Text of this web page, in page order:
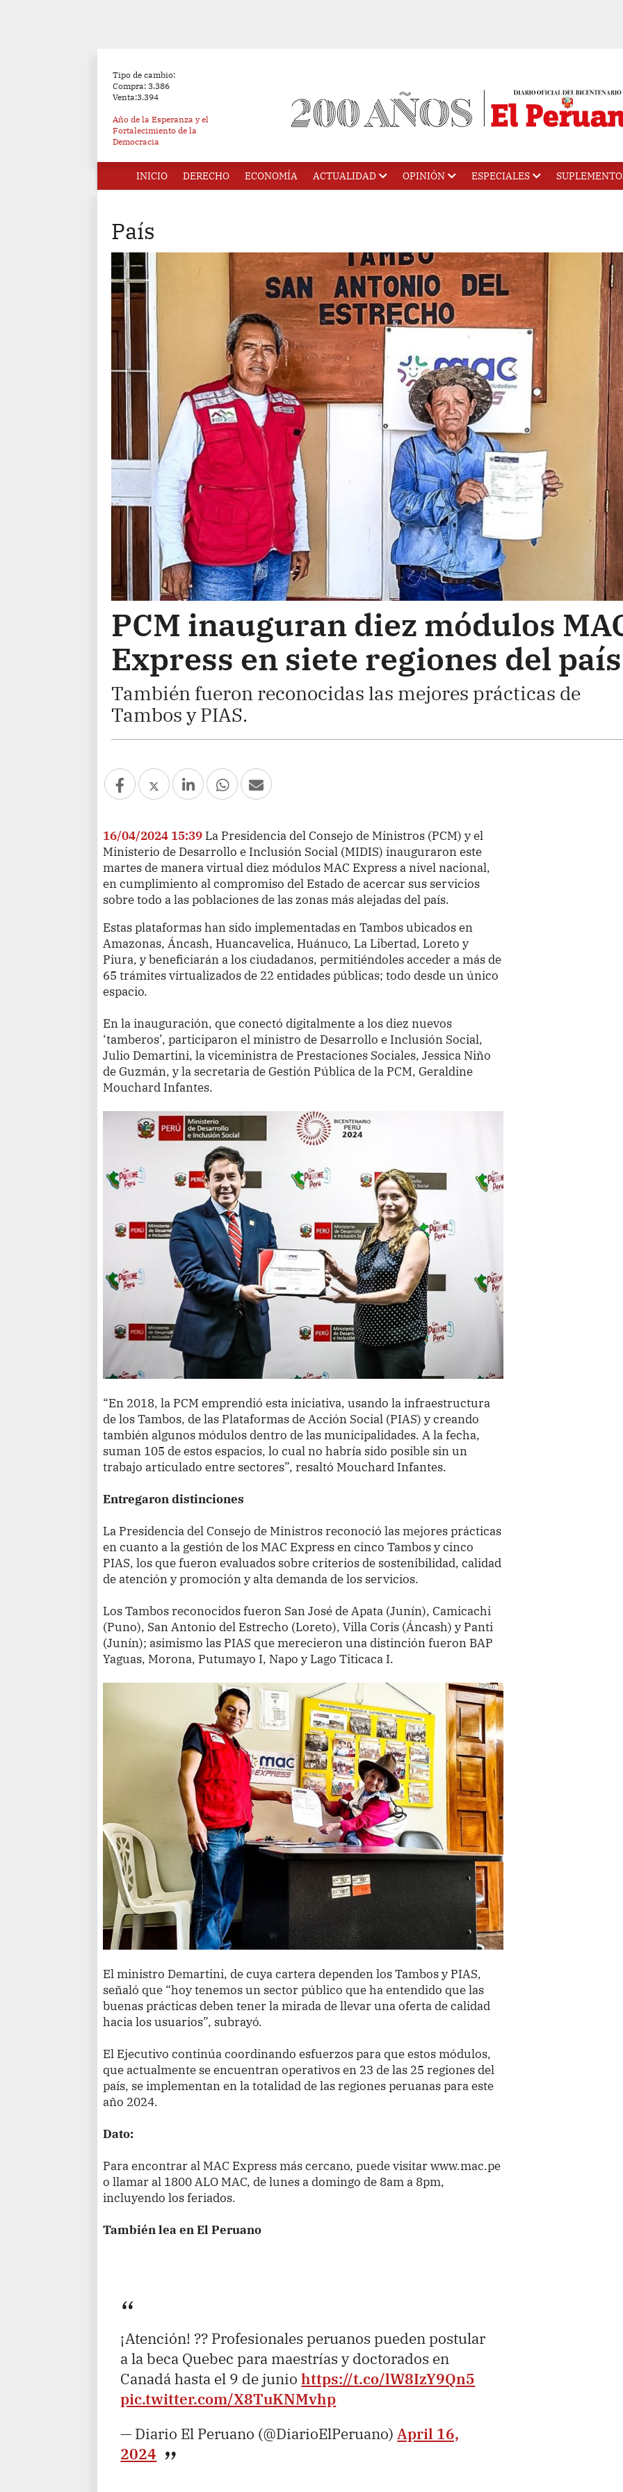
Tipo de cambio:
Compra: 3.386
Venta:3.394
Año de la Esperanza y el
Fortalecimiento de la
Democracia
INICIO DERECHO ECONOMÍA ACTUALIDAD OPINIÓN ESPECIALES
País
PCM inauguran diez módulos
Express en siete regiones del país
También fueron reconocidas las mejores prácticas de
Tambos y PIAS.
16/04/2024 15:39 La Presidencia del Consejo de Ministros (PCM) y el
Ministerio de Desarrollo e Inclusión Social (MIDIS) inauguraron este
martes de manera virtual diez módulos MAC Express a nivel nacional,
en cumplimiento al compromiso del Estado de acercar sus servicios
sobre todo a las poblaciones de las zonas más alejadas del país.
Estas plataformas han sido implementadas en Tambos ubicados en
Amazonas, Áncash, Huancavelica, Huánuco, La Libertad, Loreto y
Piura, y beneficiarán a los ciudadanos, permitiéndoles acceder a más de
65 trámites virtualizados de 22 entidades públicas; todo desde un único
espacio.
En la inauguración, que conectó digitalmente a los diez nuevos
‘tamberos’, participaron el ministro de Desarrollo e Inclusión Social,
Julio Demartini, la viceministra de Prestaciones Sociales, Jessica Niño
de Guzmán, y la secretaria de Gestión Pública de la PCM, Geraldine
Mouchard Infantes.
“En 2018, la PCM emprendió esta iniciativa, usando la infraestructura
de los Tambos, de las Plataformas de Acción Social (PIAS) y creando
también algunos módulos dentro de las municipalidades. A la fecha,
suman 105 de estos espacios, lo cual no habría sido posible sin un
trabajo articulado entre sectores”, resaltó Mouchard Infantes.
Entregaron distinciones
La Presidencia del Consejo de Ministros reconoció las mejores prácticas
en cuanto a la gestión de los MAC Express en cinco Tambos y cinco
PIAS, los que fueron evaluados sobre criterios de sostenibilidad, calidad
de atención y promoción y alta demanda de los servicios.
Los Tambos reconocidos fueron San José de Apata (Junín), Camicachi
(Puno), San Antonio del Estrecho (Loreto), Villa Coris (Áncash) y Panti
(Junín); asimismo las PIAS que merecieron una distinción fueron BAP
Yaguas, Morona, Putumayo I, Napo y Lago Titicaca I.
El ministro Demartini, de cuya cartera dependen los Tambos y PIAS,
señaló que “hoy tenemos un sector público que ha entendido que las
buenas prácticas deben tener la mirada de llevar una oferta de calidad
hacia los usuarios”, subrayó.
El Ejecutivo continúa coordinando esfuerzos para que estos módulos,
que actualmente se encuentran operativos en 23 de las 25 regiones del
país, se implementan en la totalidad de las regiones peruanas para este
año 2024.
Dato:
Para encontrar al MAC Express más cercano, puede visitar www.mac.pe
o llamar al 1800 ALO MAC, de lunes a domingo de 8am a 8pm,
incluyendo los feriados.
También lea en El Peruano
¡Atención! ?? Profesionales peruanos pueden postular
a la beca Quebec para maestrías y doctorados en
Canadá hasta el 9 de juniohttps://t.co/lW8IzY9Qn5
pic.twitter.com/X8TuKNMvhp
— Diario El Peruano (@DiarioElPeruano)April 16,
2024